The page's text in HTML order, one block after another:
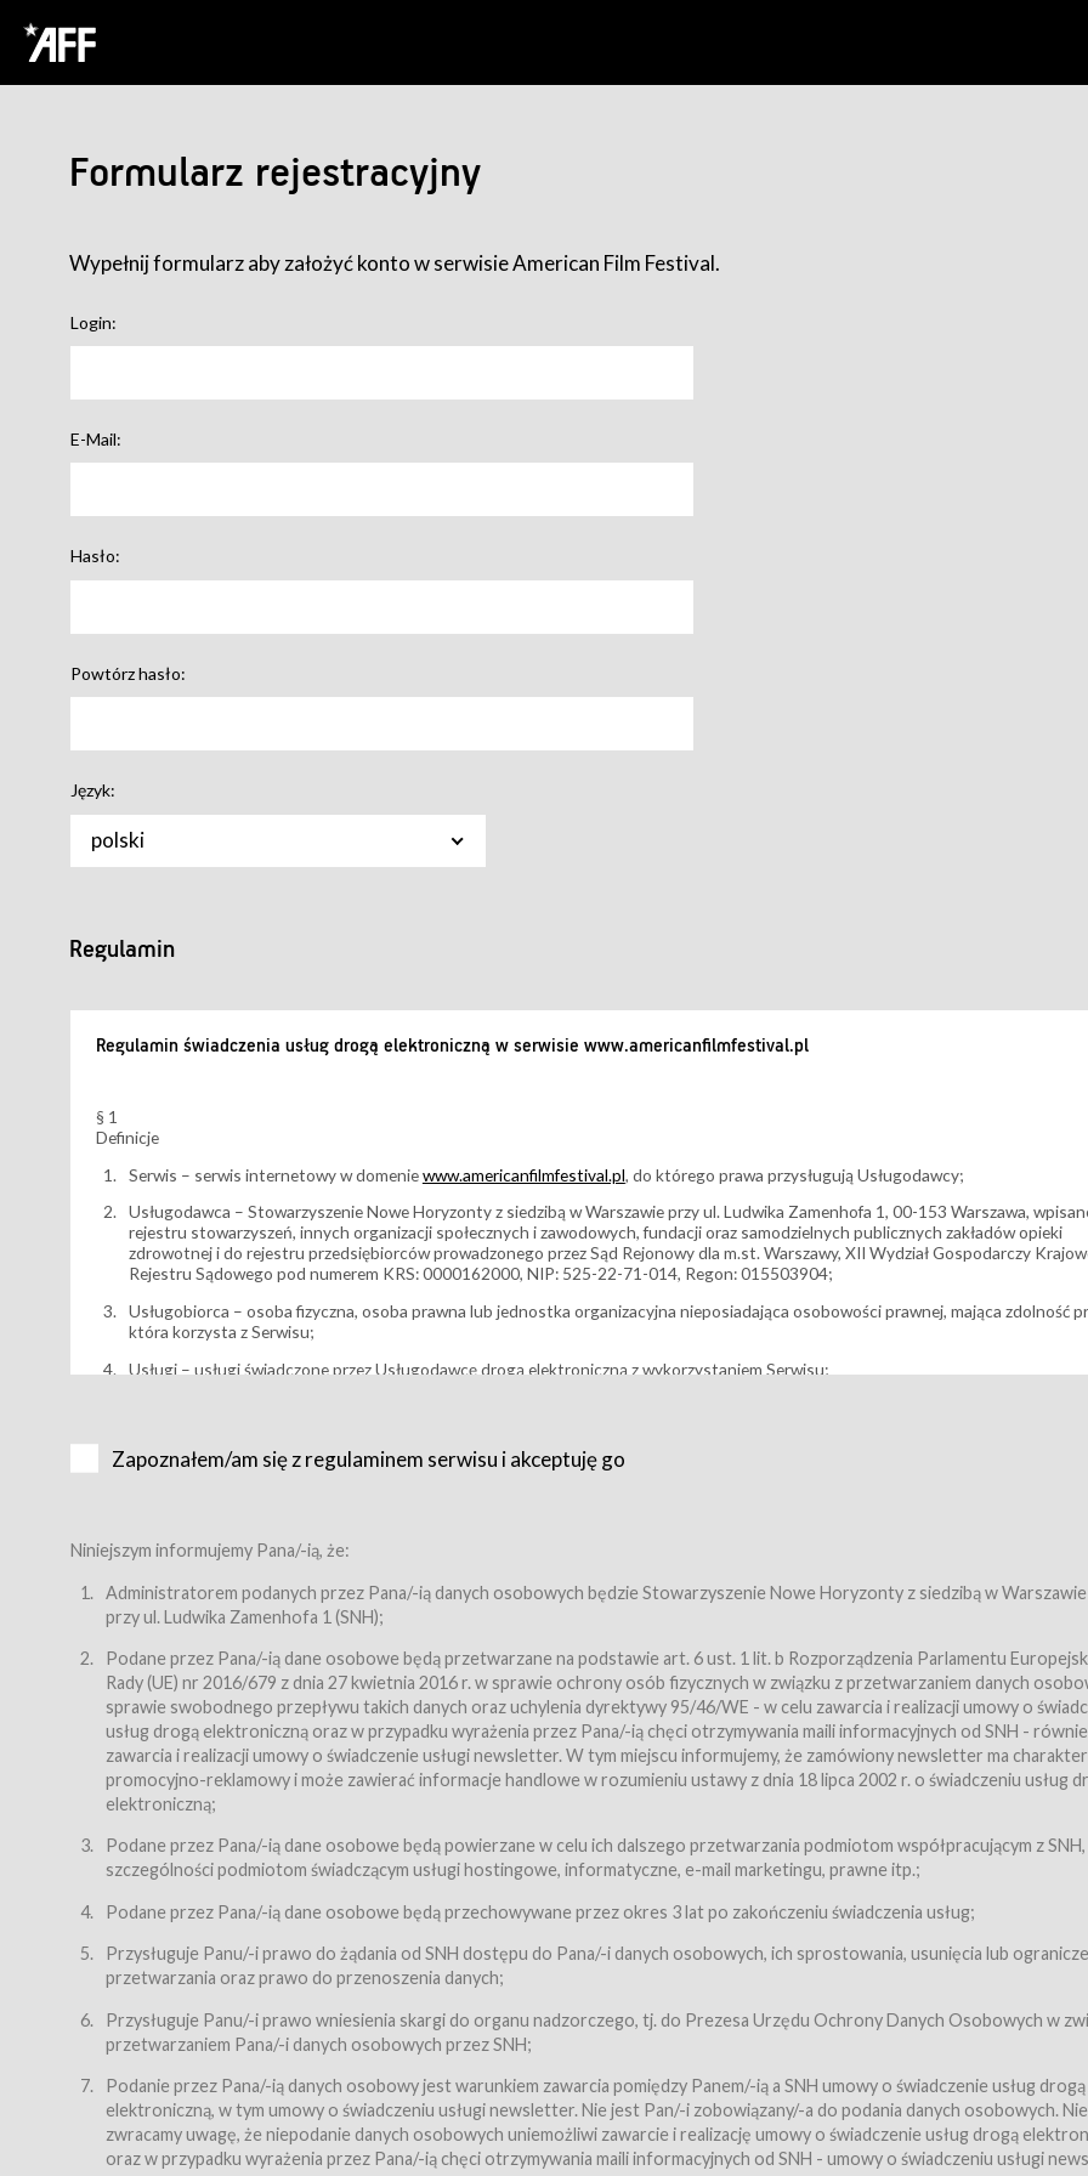
Formularz rejestracyjny
Wypełnij formularz aby założyć konto w serwisie American Film Festival.
Login:
E-Mail:
Hasło:
Powtórz hasło:
Język:
polski
Regulamin
Regulamin świadczenia usług drogą elektroniczną w serwisie www.americanfilmfestival.pl
§ 1
Definicje
Serwis – serwis internetowy w domeniewww.americanfilmfestival.pl, do którego prawa przysługują Usługodawcy;
Usługodawca – Stowarzyszenie Nowe Horyzonty z siedzibą w Warszawie przy ul. Ludwika Zamenhofa 1, 00-153 Warszawa,
rejestru stowarzyszeń, innych organizacji społecznych i zawodowych, fundacji oraz samodzielnych publicznych zakładów opieki
zdrowotnej i do rejestru przedsiębiorców prowadzonego przez Sąd Rejonowy dla m.st. Warszawy, XII Wydział Gospodarczy
Rejestru Sądowego pod numerem KRS: 0000162000, NIP: 525-22-71-014, Regon: 015503904;
Usługobiorca – osoba fizyczna, osoba prawna lub jednostka organizacyjna nieposiadająca osobowości prawnej, mająca zdolność
która korzysta z Serwisu;
Usługi – usługi świadczone przez Usługodawcę drogą elektroniczną z wykorzystaniem Serwisu;
Karnety – wybrane dokumenty potwierdzające zawarcie umowy z Usługodawcą i uprawniające do wzięcia udziału w Wydarzeniu,
Bilety – wybrane dokumenty potwierdzające zawarcie umowy z Usługodawcą i uprawniające do wzięcia udziału w Wydarzeniu,
przewidziane przez Usługodawcę dla danego Wydarzenia, tj. uprawniające do uczestnictwa w wielu albo w pojedynczych seansach
filmowych, wydarzeniach specjalnych i koncertach;
Sklep – sklep internetowy prowadzony przez Usługodawcę w Serwisie;
Regulamin – niniejszy regulamin.
§ 2
Postanowienia ogólne
Regulamin określa zasady:
świadczenia Usługobiorcom Usług przez Usługodawcę, z zastrzeżeniem usług, o których mowa w ust. 2 pkt. 4 i 5 poniżej,
zasady świadczenia precyzują odrębne regulaminy,
przetwarzania przez Usługodawcę danych osobowych Usługobiorców będących osobami fizycznymi.
Usługodawca świadczy w szczególności następujące Usługi:Usługodawca świadczy Usługi drogą elektroniczną w rozumieniu
dnia 18 lipca 2002 r. o świadczeniu usług drogą elektroniczną (Dz.U. z 2002 r., Nr 144, poz. 1204, z późń. zm.). Usługi świadczone są
nieodpłatnie.
usługę przeglądania i odczytywania przez Usługobiorców materiałów zamieszczanych w Serwisie,
usługę newsletter,
usługę zawierania na odległość umów nabycia Karnetów i Biletów,
usługę zawierania na odległość umów sprzedaży w Sklepie.
Usługodawca świadczy Usługi drogą elektroniczną w rozumieniu ustawy z dnia 18 lipca 2002 r. o świadczeniu usług drogą
(Dz.U. z 2002 r., Nr 144, poz. 1204, z późń. zm.). Usługi świadczone są nieodpłatnie.
Zapoznałem/am się z regulaminem serwisu i akceptuję go
Niniejszym informujemy Pana/-ią, że:
Administratorem podanych przez Pana/-ią danych osobowych będzie Stowarzyszenie Nowe Horyzonty z siedzibą w
przy ul. Ludwika Zamenhofa 1 (SNH);
Podane przez Pana/-ią dane osobowe będą przetwarzane na podstawie art. 6 ust. 1 lit. b Rozporządzenia Parlamentu
Rady (UE) nr 2016/679 z dnia 27 kwietnia 2016 r. w sprawie ochrony osób fizycznych w związku z przetwarzaniem danych
sprawie swobodnego przepływu takich danych oraz uchylenia dyrektywy 95/46/WE - w celu zawarcia i realizacji umowy o
usług drogą elektroniczną oraz w przypadku wyrażenia przez Pana/-ią chęci otrzymywania maili informacyjnych od SNH -
zawarcia i realizacji umowy o świadczenie usługi newsletter. W tym miejscu informujemy, że zamówiony newsletter ma charakter
promocyjno-reklamowy i może zawierać informacje handlowe w rozumieniu ustawy z dnia 18 lipca 2002 r. o świadczeniu usług
elektroniczną;
Podane przez Pana/-ią dane osobowe będą powierzane w celu ich dalszego przetwarzania podmiotom współpracującym z
szczególności podmiotom świadczącym usługi hostingowe, informatyczne, e-mail marketingu, prawne itp.;
Podane przez Pana/-ią dane osobowe będą przechowywane przez okres 3 lat po zakończeniu świadczenia usług;
Przysługuje Panu/-i prawo do żądania od SNH dostępu do Pana/-i danych osobowych, ich sprostowania, usunięcia lub
przetwarzania oraz prawo do przenoszenia danych;
Przysługuje Panu/-i prawo wniesienia skargi do organu nadzorczego, tj. do Prezesa Urzędu Ochrony Danych Osobowych w
przetwarzaniem Pana/-i danych osobowych przez SNH;
Podanie przez Pana/-ią danych osobowy jest warunkiem zawarcia pomiędzy Panem/-ią a SNH umowy o świadczenie usług drogą
elektroniczną, w tym umowy o świadczeniu usługi newsletter. Nie jest Pan/-i zobowiązany/-a do podania danych osobowych.
zwracamy uwagę, że niepodanie danych osobowych uniemożliwi zawarcie i realizację umowy o świadczenie usług drogą
oraz w przypadku wyrażenia przez Pana/-ią chęci otrzymywania maili informacyjnych od SNH - umowy o świadczeniu usługi